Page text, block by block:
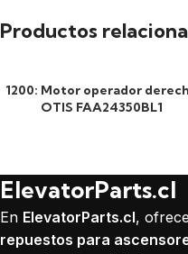
Productos
1200: Motor operador
OTIS FAA24350BL1
ElevatorParts.cl
En ElevatorParts.cl,
repuestos para